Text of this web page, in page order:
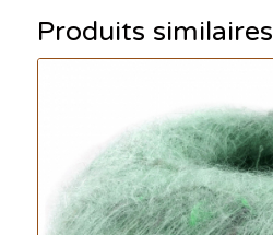
Produits similaires